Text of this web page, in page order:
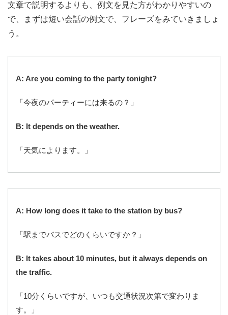
文章で説明するよりも、例文を見た方がわかりやすいの
で、まずは短い会話の例文で、フレーズをみていきましょ
う。
A: Are you coming to the party tonight?
「今夜のパーティーには来るの？」
B: It depends on the weather.
「天気によります。」
A: How long does it take to the station by bus?
「駅までバスでどのくらいですか？」
B: It takes about 10 minutes, but it always depends on
the traffic.
「10分くらいですが、いつも交通状況次第で変わりま
す。」